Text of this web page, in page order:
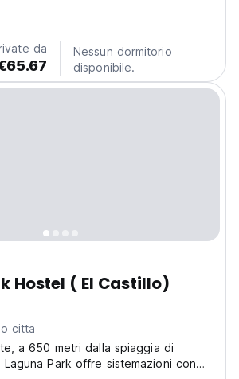
authentic and relaxing experience.
facilities that invite tranquility,...
da
Nessun dormitorio
disponibile.
Hostel ( El Castillo)
citta
a 650 metri dalla spiaggia di
Park offre sistemazioni con